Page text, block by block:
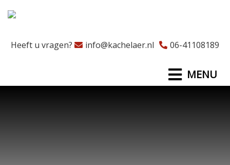
Heeft u vragen? info@kachelaer.nl 06-41108189
MENU